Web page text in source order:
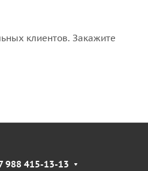
клиентов. Закажите
988 415-13-13